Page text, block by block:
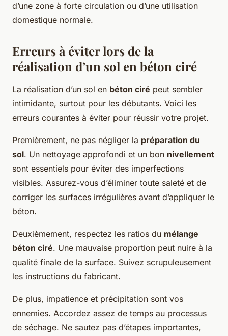
d’une zone à forte circulation ou d’une utilisation
domestique normale.
Erreurs à éviter lors de la
réalisation d’un sol en béton ciré
La réalisation d’un sol en béton ciré peut sembler
intimidante, surtout pour les débutants. Voici les
erreurs courantes à éviter pour réussir votre projet.
Premièrement, ne pas négliger la préparation du
sol. Un nettoyage approfondi et un bon nivellement
sont essentiels pour éviter des imperfections
visibles. Assurez-vous d’éliminer toute saleté et de
corriger les surfaces irrégulières avant d’appliquer le
béton.
Deuxièmement, respectez les ratios du mélange
béton ciré. Une mauvaise proportion peut nuire à la
qualité finale de la surface. Suivez scrupuleusement
les instructions du fabricant.
De plus, impatience et précipitation sont vos
ennemies. Accordez assez de temps au processus
de séchage. Ne sautez pas d’étapes importantes,